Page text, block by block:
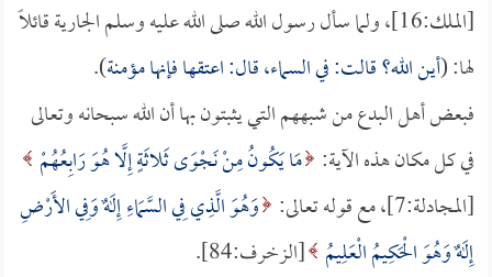
[الملك:16]، ولما سأل رسول الله صلى الله عليه وسلم الجارية قائلاً
لها: (أين الله؟ قالت: في السماء، قال: اعتقها فإنها مؤمنة).
فبعض أهل البدع من شبههم التي يثبتون بها أن الله سبحانه وتعالى
في كل مكان هذه الآية: مَا يَكُونُ مِنْ نَجْوَى ثَلاثَةٍ إِلَّا هُوَ رَابِعُهُمْ
[المجادلة:7]، مع قوله تعالى:
وَهُوَ الَّذِي فِي السَّمَاءِ إِلَهٌ وَفِي الأَرْضِ
إِلَهٌ وَهُوَ الْحَكِيمُ الْعَلِيمُ [الزخرف:84].